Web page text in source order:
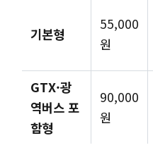
기본형
55,000
원
GTX·광
역버스 포
함형
90,000
원